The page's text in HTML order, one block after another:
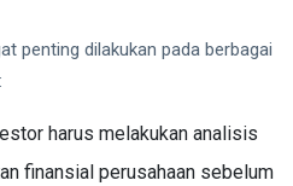
penting dilakukan pada berbagai
harus melakukan analisis
finansial perusahaan sebelum